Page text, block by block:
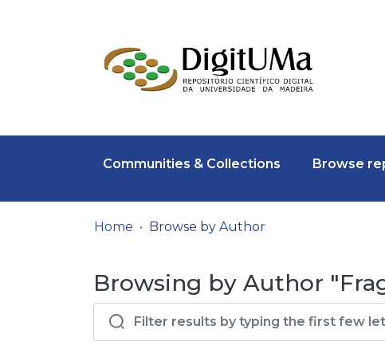
Communities & Collections Browse
Home Browse by Author
Browsing by Author